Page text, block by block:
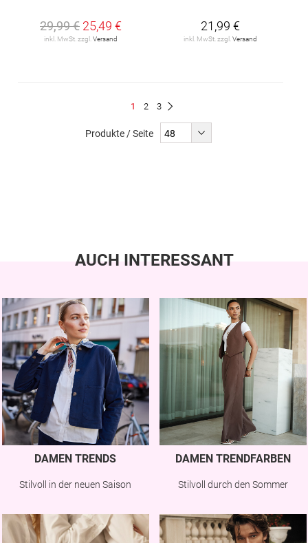
29,99 € 25,49 €
inkl. MwSt. zzgl. Versand
21,99 €
inkl. MwSt. zzgl. Versand
Du
1 Seite
2 Seite
3
Produkte / Seite
AUCH INTERESSANT
DAMEN TRENDS
Stilvoll in der neuen Saison
DAMEN TRENDFARBEN
Stilvoll durch den Sommer